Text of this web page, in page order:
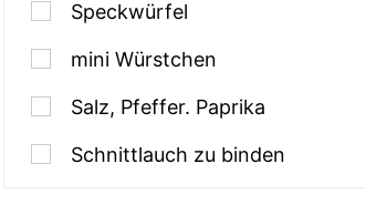
Speckwürfel
mini Würstchen
Salz, Pfeffer. Paprika
Schnittlauch zu binden